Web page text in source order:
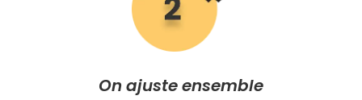
On ajuste ensemble